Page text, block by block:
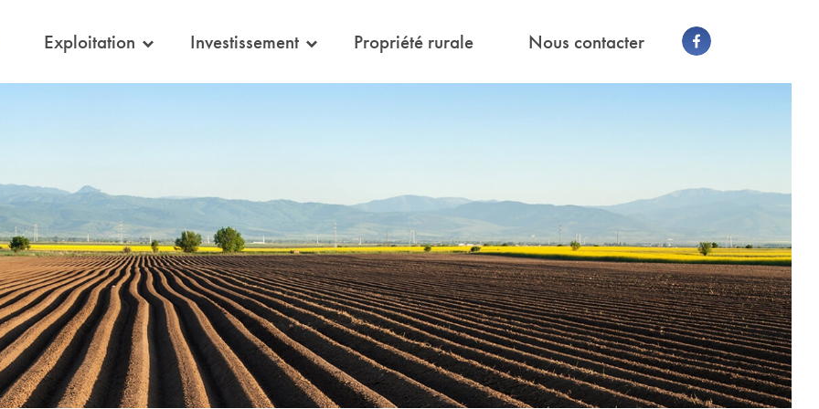
Exploitation Investissement Propriété rurale Nous contacter